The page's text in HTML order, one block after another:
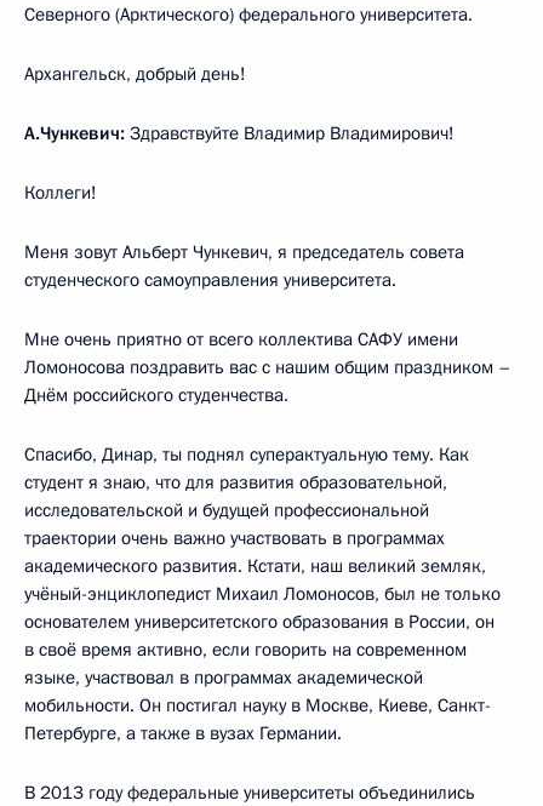
Северного (Арктического) федерального университета.
Архангельск, добрый день!
А.Чункевич: Здравствуйте Владимир Владимирович!
Коллеги!
Меня зовут Альберт Чункевич, я председатель совета
студенческого самоуправления университета.
Мне очень приятно от всего коллектива САФУ имени
Ломоносова поздравить вас с нашим общим праздником –
Днём российского студенчества.
Спасибо, Динар, ты поднял суперактуальную тему. Как
студент я знаю, что для развития образовательной,
исследовательской и будущей профессиональной
траектории очень важно участвовать в программах
академического развития. Кстати, наш великий земляк,
учёный-энциклопедист Михаил Ломоносов, был не только
основателем университетского образования в России, он
в своё время активно, если говорить на современном
языке, участвовал в программах академической
мобильности. Он постигал науку в Москве, Киеве, Санкт-
Петербурге, а также в вузах Германии.
В 2013 году федеральные университеты объединились